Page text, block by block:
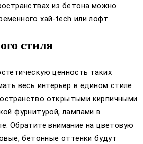
из бетона можно
хай-tech или лофт.
стиля
ценность таких
весь интерьер в едином стиле.
открытыми кирпичными
фурнитурой, лампами в
Обратите внимание на цветовую
бетонные оттенки будут